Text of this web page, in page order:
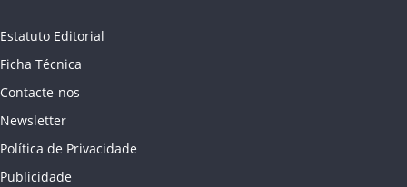
Estatuto Editorial
Ficha Técnica
Contacte-nos
Newsletter
Política de Privacidade
Publicidade